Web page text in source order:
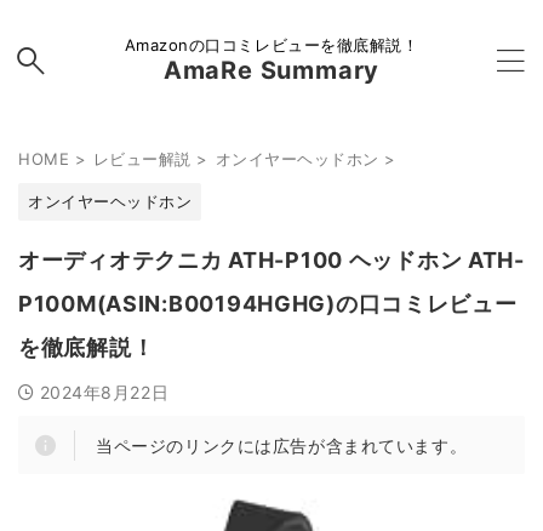
Amazonの口コミレビューを徹底解説！
AmaRe Summary
HOME > レビュー解説 > オンイヤーヘッドホン >
オンイヤーヘッドホン
オーディオテクニカ ATH-P100 ヘッドホン ATH-
P100M(ASIN:B00194HGHG)の口コミレビュー
を徹底解説！
2024年8月22日
当ページのリンクには広告が含まれています。